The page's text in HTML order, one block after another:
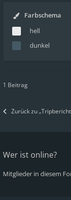
Farbschema
hell
dunkel
1 Beitrag
Zurück zu
Wer ist online?
Mitglieder in diesem